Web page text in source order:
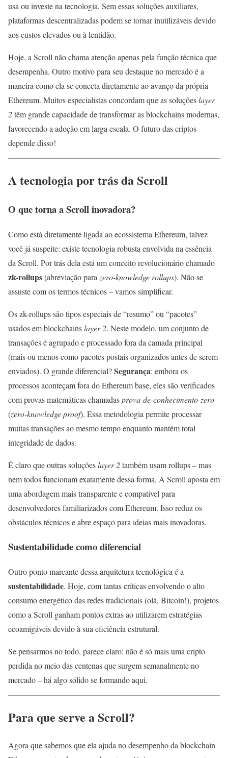
usa ou investe na tecnologia. Sem essas soluções auxiliares,
plataformas descentralizadas podem se tornar inutilizáveis devido
aos custos elevados ou à lentidão.
Hoje, a Scroll não chama atenção apenas pela função técnica que
desempenha. Outro motivo para seu destaque no mercado é a
maneira como ela se conecta diretamente ao avanço da própria
Ethereum. Muitos especialistas concordam que as soluçõeslayer
2têm grande capacidade de transformar as blockchains modernas,
favorecendo a adoção em larga escala. O futuro das criptos
depende disso!
A tecnologia por trás da Scroll
O que torna a Scroll inovadora?
Como está diretamente ligada ao ecossistema Ethereum, talvez
você já suspeite: existe tecnologia robusta envolvida na essência
da Scroll. Por trás dela está um conceito revolucionário chamado
zk-rollups(abreviação para zero-knowledge rollups). Não se
assuste com os termos técnicos – vamos simplificar.
Os zk-rollups são tipos especiais de “resumo” ou “pacotes”
usados em blockchainslayer 2. Neste modelo, um conjunto de
transações é agrupado e processado fora da camada principal
(mais ou menos como pacotes postais organizados antes de serem
enviados). O grande diferencial?Segurança: embora os
processos aconteçam fora do Ethereum base, eles são verificados
com provas matemáticas chamadasprova-de-conhecimento-zero
(zero-knowledge proof). Essa metodologia permite processar
muitas transações ao mesmo tempo enquanto mantém total
integridade de dados.
É claro que outras soluçõeslayer 2também usam rollups – mas
nem todos funcionam exatamente dessa forma. A Scroll aposta em
uma abordagem mais transparente e compatível para
desenvolvedores familiarizados com Ethereum. Isso reduz os
obstáculos técnicos e abre espaço para ideias mais inovadoras.
Sustentabilidade como diferencial
Outro ponto marcante dessa arquitetura tecnológica é a
sustentabilidade. Hoje, com tantas críticas envolvendo o alto
consumo energético das redes tradicionais (olá, Bitcoin!), projetos
como a Scroll ganham pontos extras ao utilizarem estratégias
ecoamigáveis devido à sua eficiência estrutural.
Se pensarmos no todo, parece claro: não é só mais uma cripto
perdida no meio das centenas que surgem semanalmente no
mercado – há algo sólido se formando aqui.
Para que serve a Scroll?
Agora que sabemos que ela ajuda no desempenho da blockchain